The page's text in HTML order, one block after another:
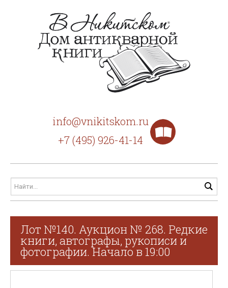
info@vnikitskom.ru
+7 (495) 926-41-14
Лот №140. Аукцион № 268. Редкие
книги, автографы, рукописи и
фотографии. Начало в 19:00